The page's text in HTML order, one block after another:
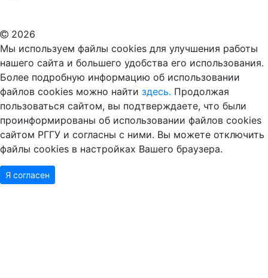
2026
Мы используем файлы cookies для улучшения работы
нашего сайта и большего удобства его использования.
Более подробную информацию об использовании
файлов cookies можно найти здесь. Продолжая
пользоваться сайтом, вы подтверждаете, что были
проинформированы об использовании файлов cookies
сайтом РГГУ и согласны с ними. Вы можете отключить
файлы cookies в настройках Вашего браузера.
Я согласен